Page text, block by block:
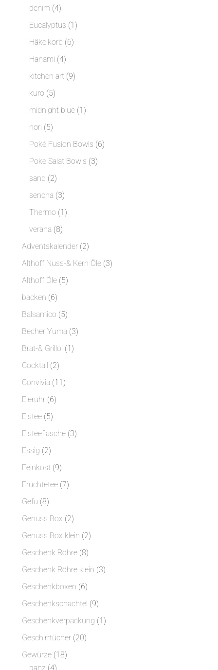
denim 44
Produkte
Eucalyptus 11
Häkelkorb 66
Hanami 44
Produkte
kitchen art 99
kuro 55
Produkte
midnight blue 11
nori 55
Produkte
Pokè Fusion Bowls 66
Poke Salat Bowls 33
sand 22
Produkte
sencha 33
Produkte
Thermo 11
verana 88
Produkte
Adventskalender 22
Produkte
Althoff Nuss-& Kern Öle 33
Althoff Öle 55
backen 66
Produkte
Balsamico 55
Produkte
Becher Yuma 33
Brat-& Grillöl 11
Cocktail 22
Produkte
Convivia 1111
Eieruhr 66
Eistee 55
Produkte
Eisteeflasche 33
Essig 22
Produkte
Feinkost 99
Produkte
Früchtetee 77
Gefu 88
Produkte
Genuss Box 22
Produkte
Genuss Box klein 22
Geschenk Röhre 88
Produkte
Geschenk Röhre klein 33
Geschenkboxen 66
Produkte
Geschenkschachtel 99
Produkte
Geschenkverpackung 11
Geschirrtücher 2020
Gewürze 1818
ganz 44